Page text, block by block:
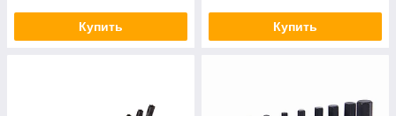
Купить Купить